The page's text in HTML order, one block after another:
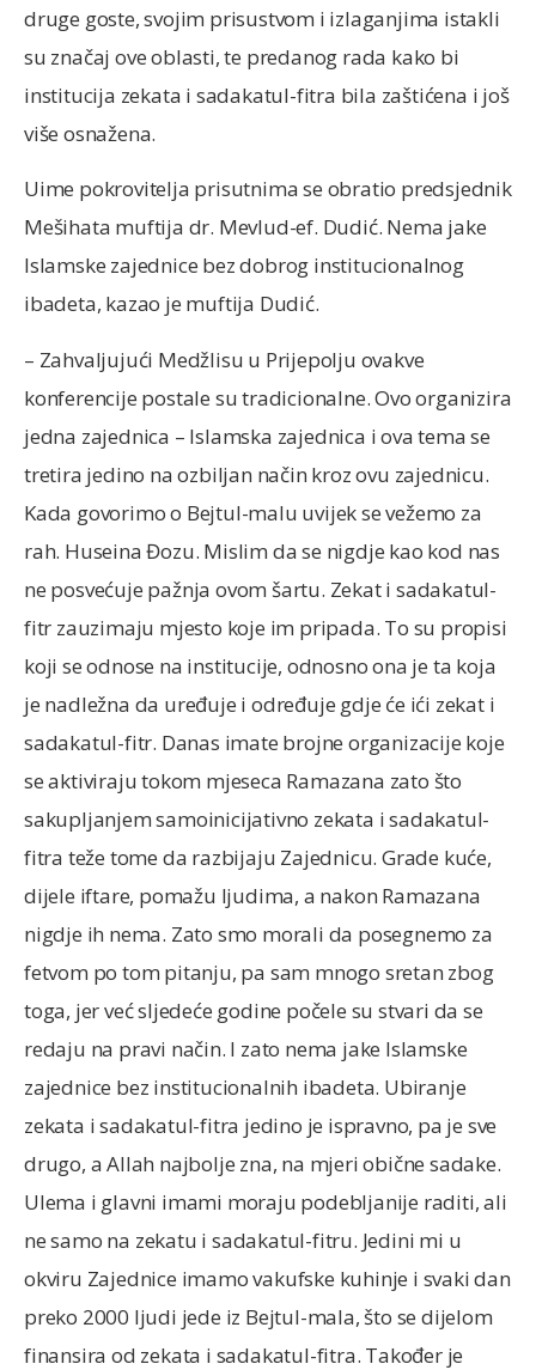
druge goste, svojim prisustvom i izlaganjima istakli
su značaj ove oblasti, te predanog rada kako bi
institucija zekata i sadakatul-fitra bila zaštićena i još
više osnažena.
Uime pokrovitelja prisutnima se obratio predsjednik
Mešihata muftija dr. Mevlud-ef. Dudić. Nema jake
Islamske zajednice bez dobrog institucionalnog
ibadeta, kazao je muftija Dudić.
– Zahvaljujući Medžlisu u Prijepolju ovakve
konferencije postale su tradicionalne. Ovo organizira
jedna zajednica – Islamska zajednica i ova tema se
tretira jedino na ozbiljan način kroz ovu zajednicu.
Kada govorimo o Bejtul-malu uvijek se vežemo za
rah. Huseina Đozu. Mislim da se nigdje kao kod nas
ne posvećuje pažnja ovom šartu. Zekat i sadakatul-
fitr zauzimaju mjesto koje im pripada. To su propisi
koji se odnose na institucije, odnosno ona je ta koja
je nadležna da uređuje i određuje gdje će ići zekat i
sadakatul-fitr. Danas imate brojne organizacije koje
se aktiviraju tokom mjeseca Ramazana zato što
sakupljanjem samoinicijativno zekata i sadakatul-
fitra teže tome da razbijaju Zajednicu. Grade kuće,
dijele iftare, pomažu ljudima, a nakon Ramazana
nigdje ih nema. Zato smo morali da posegnemo za
fetvom po tom pitanju, pa sam mnogo sretan zbog
toga, jer već sljedeće godine počele su stvari da se
redaju na pravi način. I zato nema jake Islamske
zajednice bez institucionalnih ibadeta. Ubiranje
zekata i sadakatul-fitra jedino je ispravno, pa je sve
drugo, a Allah najbolje zna, na mjeri obične sadake.
Ulema i glavni imami moraju podebljanije raditi, ali
ne samo na zekatu i sadakatul-fitru. Jedini mi u
okviru Zajednice imamo vakufske kuhinje i svaki dan
preko 2000 ljudi jede iz Bejtul-mala, što se dijelom
finansira od zekata i sadakatul-fitra. Također je